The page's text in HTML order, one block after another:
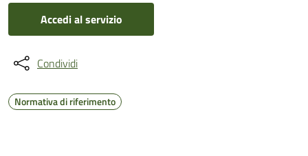
Accedi al servizio
Condividi
Normativa di riferimento